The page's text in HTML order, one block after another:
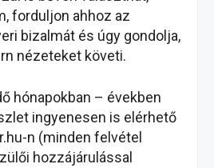
forduljon ahhoz az
bizalmát és úgy gondolja,
nézeteket követi.
hónapokban – években
ingyenesen is elérhető
n (minden felvétel
hozzájárulással